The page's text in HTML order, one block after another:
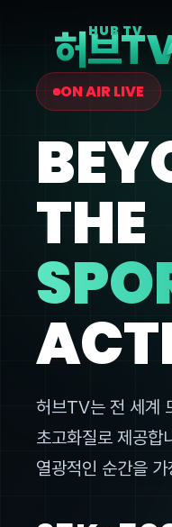
HUB TV
허브T
ON AIR LIVE
THE
허브TV는 전 세계
초고화질로 제공합
열광적인 순간을